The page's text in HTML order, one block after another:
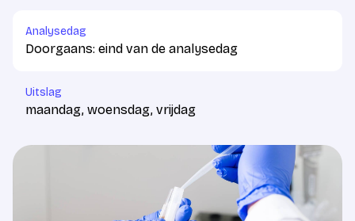
Analysedag
Doorgaans: eind van de analysedag
Uitslag
maandag, woensdag, vrijdag